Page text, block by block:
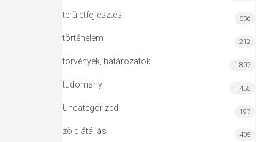
területfejlesztés 556
történelem 212
törvények, határozatok 1 807
tudomány 1 455
Uncategorized 197
zöld átállás 405